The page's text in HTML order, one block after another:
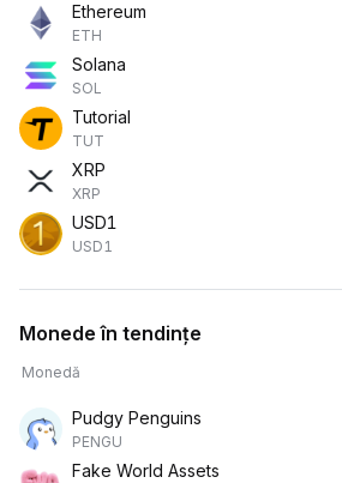
Ethereum
ETH
Solana
SOL
Tutorial
TUT
XRP
XRP
USD1
USD1
Monede în tendințe
Monedă
Pudgy Penguins
PENGU
Fake World Assets